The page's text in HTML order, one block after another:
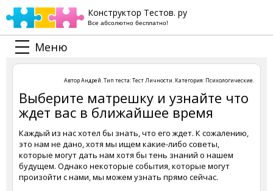
Конструктор Тестов. ру
Все абсолютно бесплатно!
Меню
АвторАндрей. Тип теста:Тест Личности. Категория: Психологические.
Выберите матрешку и узнайте что
ждет вас в ближайшее время
Каждый из нас хотел бы знать, что его ждет. К сожалению,
это нам не дано, хотя мы ищем какие-либо советы,
которые могут дать нам хотя бы тень знаний о нашем
будущем. Однако некоторые события, которые могут
произойти с нами, мы можем узнать прямо сейчас.